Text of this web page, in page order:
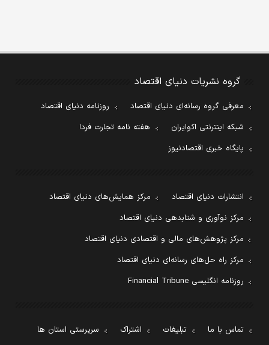
گروه نشریات دنیای اقتصاد
معرفی گروه رسانه‌ای دنیای اقتصاد
روزنامه دنیای اقتصاد
شبکه اینترنتی اکوایران
هفته نامه تجارت فردا
پایگاه خبری اقتصادنیوز
انتشارات دنیای اقتصاد
مرکز همایش‌های دنیای اقتصاد
مرکز نوآوری و شتابدهی دنیای اقتصاد
مرکز پژوهش‌های مالی و اقتصادی دنیای اقتصاد
مرکز راه حل‌های رسانه‌ای دنیای اقتصاد
روزنامه انگلیسی Financial Tribune
تماس با ما تبلیغات اشتراک
سرپرستی استان ها